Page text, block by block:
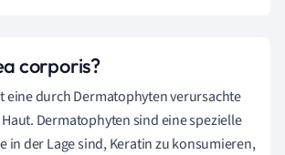
corporis?
eine durch Dermatophyten verursachte
Dermatophyten sind eine spezielle
in der Lage sind, Keratin zu konsumieren,